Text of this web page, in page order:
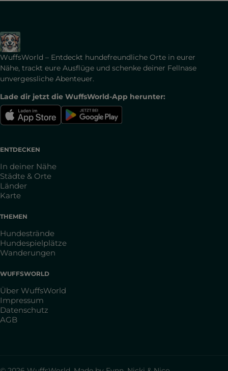
WuffsWorld – Entdeckt hundefreundliche Orte in eurer
Nähe, trackt eure Ausflüge und schenke deiner Fellnase
unvergessliche Abenteuer.
Lade dir jetzt die WuffsWorld-App herunter:
ENTDECKEN
In deiner Nähe
Städte & Orte
Länder
Karte
THEMEN
Hundestrände
Hundespielplätze
Wanderungen
WUFFSWORLD
Über WuffsWorld
Impressum
Datenschutz
AGB